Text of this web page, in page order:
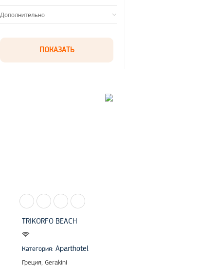
Дополнительно
TRIKORFO BEACH
Категория: Aparthotel
Греция, Gerakini